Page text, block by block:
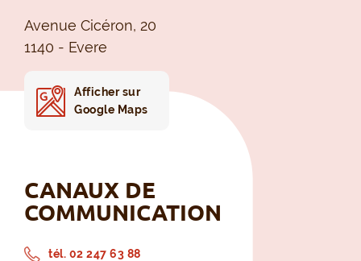
Avenue Cicéron, 20
1140 - Evere
Afficher sur
Google Maps
CANAUX DE
COMMUNICATION
tél. 02 247 63 88